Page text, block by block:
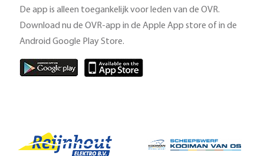
De app is alleen toegankelijk voor leden van de OVR.
Download nu de OVR-app in de Apple App store of in de
Android Google Play Store.